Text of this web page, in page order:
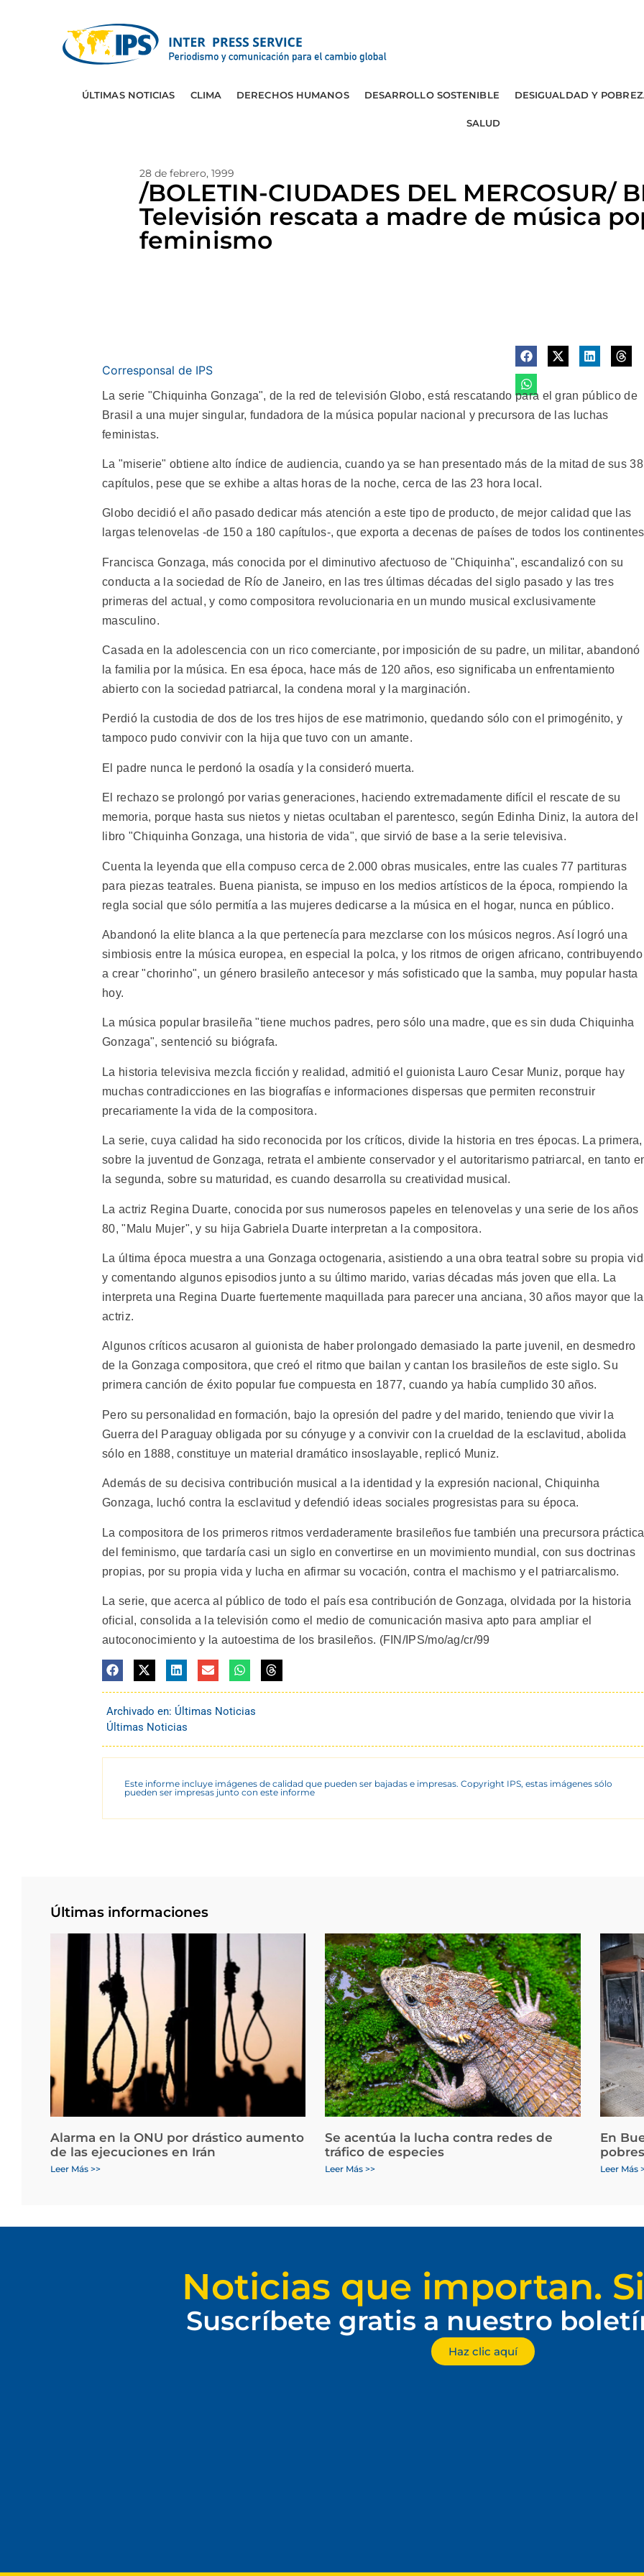
ÚLTIMAS NOTICIAS CLIMA DERECHOS HUMANOS DESARROLLO SOSTENIBLE DESIGUALDAD Y
SALUD
28 de febrero, 1999
/BOLETIN-CIUDADES DEL MERCOSUR/
Televisión rescata a madre de música
feminismo
Corresponsal de IPS
La serie "Chiquinha Gonzaga", de la red de televisión Globo, está rescatando para el gran público de
Brasil a una mujer singular, fundadora de la música popular nacional y precursora de las luchas
feministas.
La "miserie" obtiene alto índice de audiencia, cuando ya se han presentado más de la mitad de sus 38
capítulos, pese que se exhibe a altas horas de la noche, cerca de las 23 hora local.
Globo decidió el año pasado dedicar más atención a este tipo de producto, de mejor calidad que las
largas telenovelas -de 150 a 180 capítulos-, que exporta a decenas de países de todos los
Francisca Gonzaga, más conocida por el diminutivo afectuoso de "Chiquinha", escandalizó con su
conducta a la sociedad de Río de Janeiro, en las tres últimas décadas del siglo pasado y las tres
primeras del actual, y como compositora revolucionaria en un mundo musical exclusivamente
masculino.
Casada en la adolescencia con un rico comerciante, por imposición de su padre, un militar, abandonó
la familia por la música. En esa época, hace más de 120 años, eso significaba un enfrentamiento
abierto con la sociedad patriarcal, la condena moral y la marginación.
Perdió la custodia de dos de los tres hijos de ese matrimonio, quedando sólo con el primogénito, y
tampoco pudo convivir con la hija que tuvo con un amante.
El padre nunca le perdonó la osadía y la consideró muerta.
El rechazo se prolongó por varias generaciones, haciendo extremadamente difícil el rescate de su
memoria, porque hasta sus nietos y nietas ocultaban el parentesco, según Edinha Diniz, la autora del
libro "Chiquinha Gonzaga, una historia de vida", que sirvió de base a la serie televisiva.
Cuenta la leyenda que ella compuso cerca de 2.000 obras musicales, entre las cuales 77 partituras
para piezas teatrales. Buena pianista, se impuso en los medios artísticos de la época, rompiendo la
regla social que sólo permitía a las mujeres dedicarse a la música en el hogar, nunca en público.
Abandonó la elite blanca a la que pertenecía para mezclarse con los músicos negros. Así logró una
simbiosis entre la música europea, en especial la polca, y los ritmos de origen africano, contribuyendo
a crear "chorinho", un género brasileño antecesor y más sofisticado que la samba, muy popular hasta
hoy.
La música popular brasileña "tiene muchos padres, pero sólo una madre, que es sin duda Chiquinha
Gonzaga", sentenció su biógrafa.
La historia televisiva mezcla ficción y realidad, admitió el guionista Lauro Cesar Muniz, porque hay
muchas contradicciones en las biografías e informaciones dispersas que permiten reconstruir
precariamente la vida de la compositora.
La serie, cuya calidad ha sido reconocida por los críticos, divide la historia en tres épocas. La primera,
sobre la juventud de Gonzaga, retrata el ambiente conservador y el autoritarismo patriarcal, en tanto
la segunda, sobre su maturidad, es cuando desarrolla su creatividad musical.
La actriz Regina Duarte, conocida por sus numerosos papeles en telenovelas y una serie de los años
80, "Malu Mujer", y su hija Gabriela Duarte interpretan a la compositora.
La última época muestra a una Gonzaga octogenaria, asistiendo a una obra teatral sobre su propia
y comentando algunos episodios junto a su último marido, varias décadas más joven que ella. La
interpreta una Regina Duarte fuertemente maquillada para parecer una anciana, 30 años mayor que la
actriz.
Algunos críticos acusaron al guionista de haber prolongado demasiado la parte juvenil, en desmedro
de la Gonzaga compositora, que creó el ritmo que bailan y cantan los brasileños de este siglo. Su
primera canción de éxito popular fue compuesta en 1877, cuando ya había cumplido 30 años.
Pero su personalidad en formación, bajo la opresión del padre y del marido, teniendo que vivir la
Guerra del Paraguay obligada por su cónyuge y a convivir con la crueldad de la esclavitud, abolida
sólo en 1888, constituye un material dramático insoslayable, replicó Muniz.
Además de su decisiva contribución musical a la identidad y la expresión nacional, Chiquinha
Gonzaga, luchó contra la esclavitud y defendió ideas sociales progresistas para su época.
La compositora de los primeros ritmos verdaderamente brasileños fue también una precursora práctica
del feminismo, que tardaría casi un siglo en convertirse en un movimiento mundial, con sus doctrinas
propias, por su propia vida y lucha en afirmar su vocación, contra el machismo y el patriarcalismo.
La serie, que acerca al público de todo el país esa contribución de Gonzaga, olvidada por la historia
oficial, consolida a la televisión como el medio de comunicación masiva apto para ampliar el
autoconocimiento y la autoestima de los brasileños. (FIN/IPS/mo/ag/cr/99
Archivado en: Últimas Noticias
Últimas Noticias
Este informe incluye imágenes de calidad que pueden ser bajadas e impresas. Copyright IPS, estas imágenes sólo
pueden ser impresas junto con este informe
Últimas informaciones
Alarma en la ONU por drástico aumento
de las ejecuciones en Irán
Leer Más >>
Se acentúa la lucha contra redes de
tráfico de especies
Leer Más >>
En
Leer Más
Noticias que importan.
Suscríbete gratis a nuestro
Haz clic aquí